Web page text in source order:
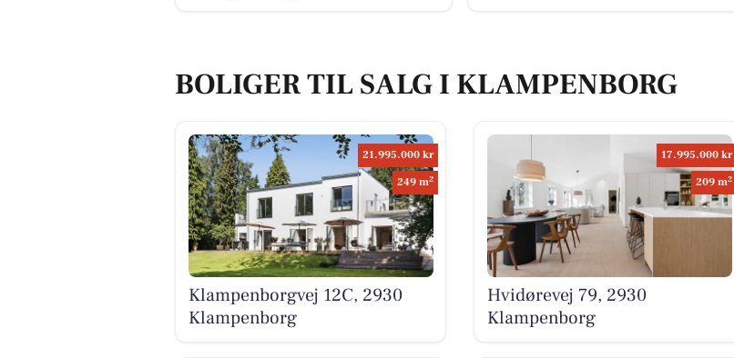
BOLIGER TIL SALG I KLAMPENBORG
21.995.000 kr
249 m2
Klampenborgvej 12C, 2930
Klampenborg
17.995.000 kr
209 m2
Hvidørevej 79, 2930
Klampenborg